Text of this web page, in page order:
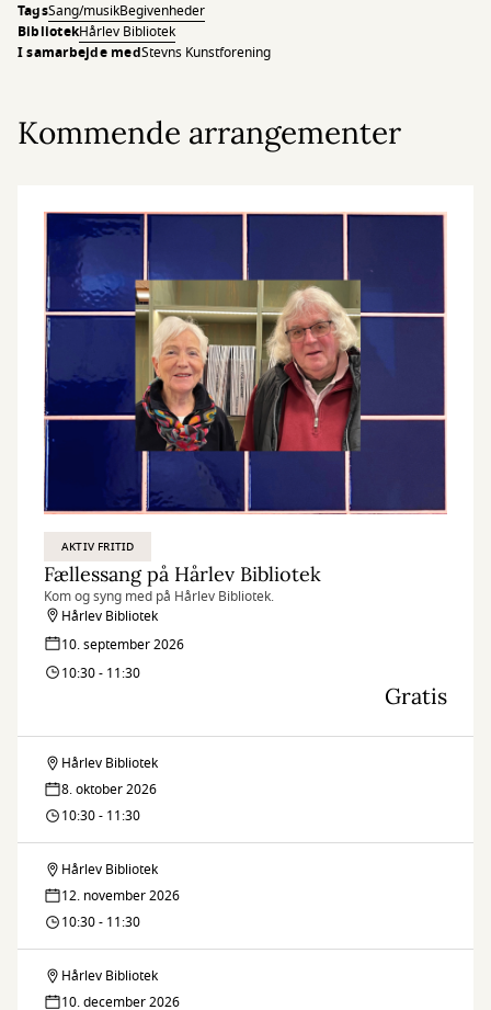
TagsSang/musikBegivenheder
BibliotekHårlev Bibliotek
I samarbejde medStevns Kunstforening
Kommende arrangementer
AKTIV FRITID
Fællessang på Hårlev Bibliotek
Kom og syng med på Hårlev Bibliotek.
Hårlev Bibliotek
10. september 2026
10:30 - 11:30
Gratis
Fællessang
på
Bibliotek
Hårlev Bibliotek
8. oktober 2026
10:30 - 11:30
Fællessang
på
Bibliotek
Hårlev Bibliotek
12. november 2026
10:30 - 11:30
Fællessang
Hårlev Bibliotek
10. december 2026